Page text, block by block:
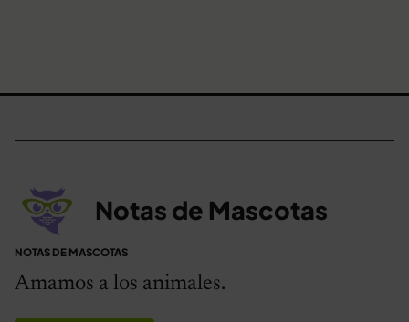
Notas de Mascotas
NOTAS DE MASCOTAS
Amamos a los animales.